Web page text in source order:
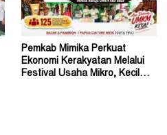
Pemkab Mimika Perkuat
Ekonomi Kerakyatan Melalui
Festival Usaha Mikro, Kecil